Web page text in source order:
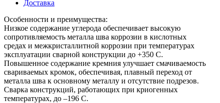
Доставка
Особенности и преимущества:
Низкое содержание углерода обеспечивает высокую
сопротивляемость металла шва коррозии в кислотных
средах и межкристаллитной коррозии при температурах
эксплуатации сварной конструкции до +350 С.
Повышенное содержание кремния улучшает смачиваемость
свариваемых кромок, обеспечивая, плавный переход от
металла шва к основному металлу и отсутствие подрезов.
Сварка конструкций, работающих при криогенных
температурах, до –196 С.